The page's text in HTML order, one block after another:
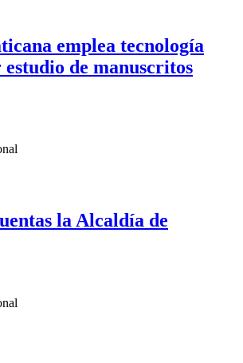
emplea tecnología
de manuscritos
la Alcaldía de